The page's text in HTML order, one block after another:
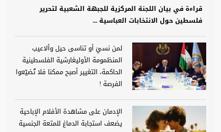
قراءة في بيان اللجنة المركزية للجبهة الشعبية لتحرير
فلسطين حول الانتخابات العباسية ...
لمن نسيَ أو تناسى حيل وألاعيب
المنظمومة الأوليغارشية الفلسطينية
الحاكمة، التغيير أصبح ممكنا فلا تُضيّعوا
الفرصة !
الإدمان على مشاهدة الأفلام الإباحية
يضعف استجابة الدماغ للمتعة الجنسية